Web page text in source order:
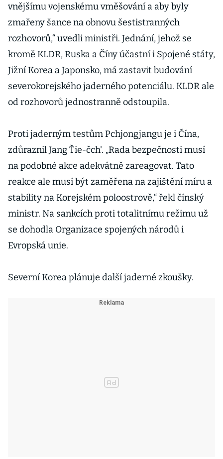
vnějšímu vojenskému vměšování a aby byly
zmařeny šance na obnovu šestistranných
rozhovorů,“ uvedli ministři. Jednání, jehož se
kromě KLDR, Ruska a Číny účastní i Spojené státy,
Jižní Korea a Japonsko, má zastavit budování
severokorejského jaderného potenciálu. KLDR ale
od rozhovorů jednostranně odstoupila.
Proti jaderným testům Pchjongjangu je i Čína,
zdůraznil Jang Ťie-čch'. „Rada bezpečnosti musí
na podobné akce adekvátně zareagovat. Tato
reakce ale musí být zaměřena na zajištění míru a
stability na Korejském poloostrově,“ řekl čínský
ministr. Na sankcích proti totalitnímu režimu už
se dohodla Organizace spojených národů i
Evropská unie.
Severní Korea plánuje další jaderné zkoušky.